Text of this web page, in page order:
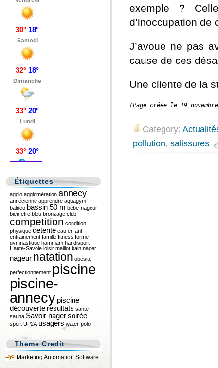
exemple ?
d’inoccupation de
J’avoue ne pas
cause de ces
Une cliente de la
(Page créée le 19
Category:
pollution, salissures
Étiquettes
agglo agglomération annecy
annécienne apprendre aquagym
balneo bassin 50 m bebe-nageur
bien etre bleu bronzage club
competition condition
physique detente eau enfant
entrainement famille fitness forme
gymnastique hammam handisport
Haute-Savoie loisir maillot bain nager
nageur natation obesite
perfectionnement piscine
piscine-
annecy piscine
découverte resultats sante
sauna Savoir nagersoirée
sport UP2A usagers water-polo
Theme Credit
Marketing Automation Software